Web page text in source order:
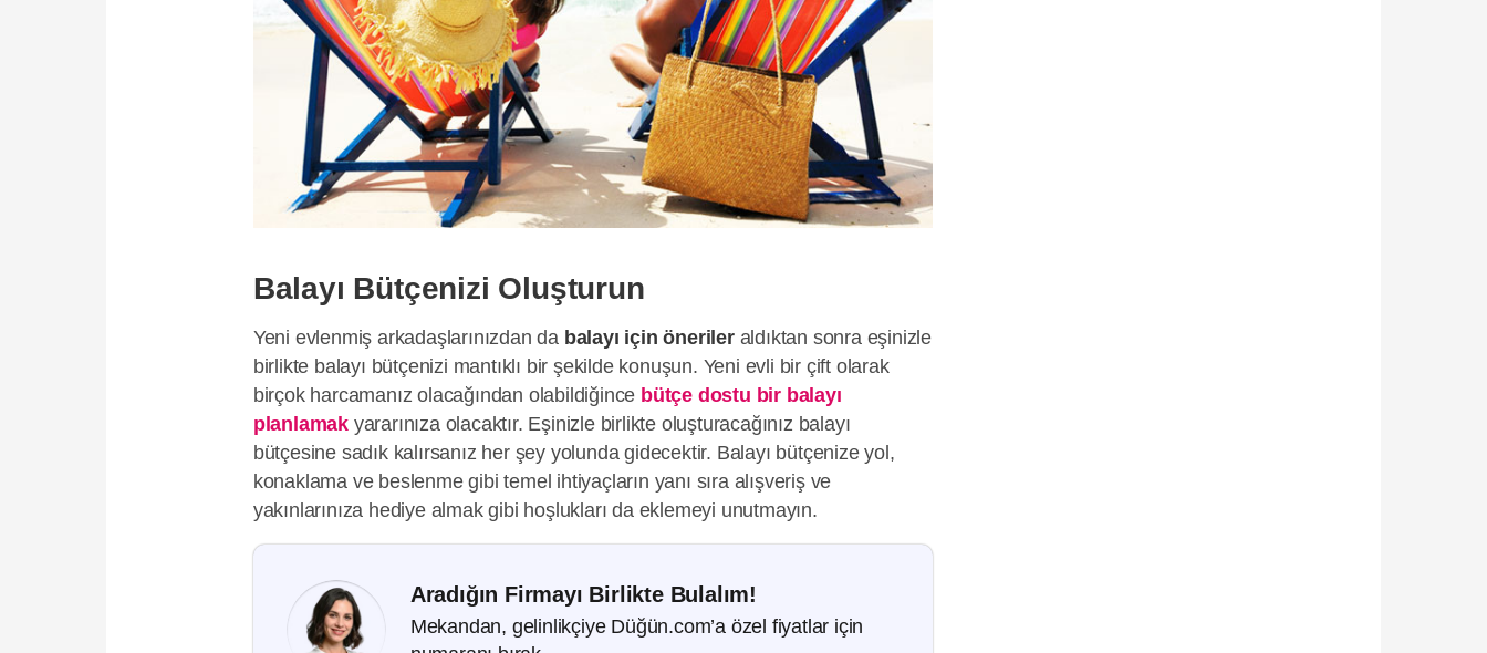
Balayı Bütçenizi Oluşturun
Yeni evlenmiş arkadaşlarınızdan da balayı için önerileraldıktan sonra eşinizle
birlikte balayı bütçenizi mantıklı bir şekilde konuşun. Yeni evli bir çift olarak
birçok harcamanız olacağından olabildiğince bütçe dostu bir balayı
planlamakyararınıza olacaktır. Eşinizle birlikte oluşturacağınız balayı
bütçesine sadık kalırsanız her şey yolunda gidecektir. Balayı bütçenize yol,
konaklama ve beslenme gibi temel ihtiyaçların yanı sıra alışveriş ve
yakınlarınıza hediye almak gibi hoşlukları da eklemeyi unutmayın.
Aradığın Firmayı Birlikte Bulalım!
Mekandan, gelinlikçiye Düğün.com’a özel fiyatlar için